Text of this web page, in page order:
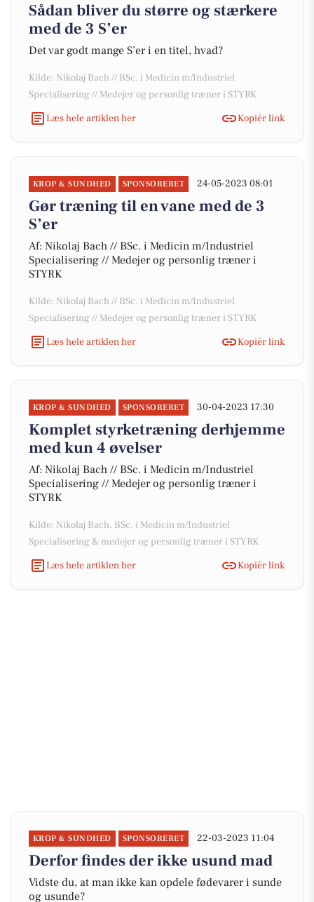
Sådan bliver du større og stærkere
med de 3 S’er
Det var godt mange S’er i en titel, hvad?
Kilde: Nikolaj Bach // BSc. i Medicin m/Industriel
Specialisering // Medejer og personlig træner i STYRK
Læs hele artiklen her
Kopiér link
KROP & SUNDHED SPONSORERET 24-05-2023 08:01
Gør træning til en vane med de 3
S’er
Af: Nikolaj Bach // BSc. i Medicin m/Industriel
Specialisering // Medejer og personlig træner i
STYRK
Kilde: Nikolaj Bach // BSc. i Medicin m/Industriel
Specialisering // Medejer og personlig træner i STYRK
Læs hele artiklen her
Kopiér link
KROP & SUNDHED SPONSORERET 30-04-2023 17:30
Komplet styrketræning derhjemme
med kun 4 øvelser
Af: Nikolaj Bach // BSc. i Medicin m/Industriel
Specialisering // Medejer og personlig træner i
STYRK
Kilde: Nikolaj Bach, BSc. i Medicin m/Industriel
Specialisering & medejer og personlig træner i STYRK
Læs hele artiklen her
Kopiér link
KROP & SUNDHED SPONSORERET 22-03-2023 11:04
Derfor findes der ikke usund mad
Vidste du, at man ikke kan opdele fødevarer i sunde
og usunde?